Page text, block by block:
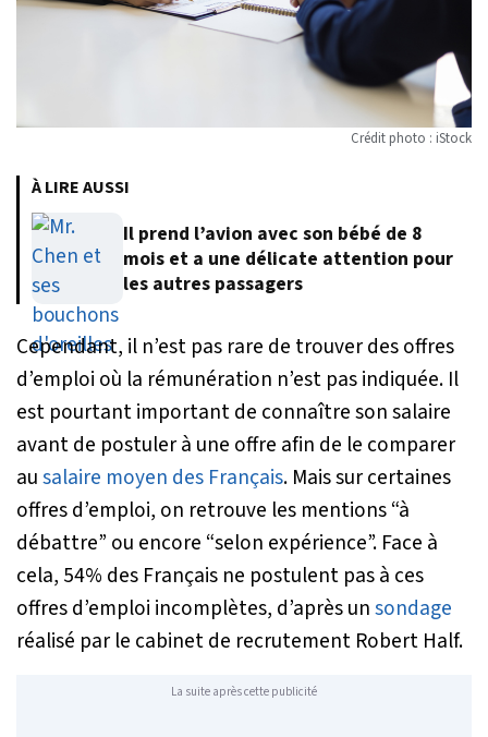
Crédit photo : iStock
À LIRE AUSSI
Il prend l’avion avec son bébé de 8
mois et a une délicate attention pour
les autres passagers
Cependant, il n’est pas rare de trouver des offres
d’emploi où la rémunération n’est pas indiquée. Il
est pourtant important de connaître son salaire
avant de postuler à une offre afin de le comparer
ausalaire moyen des Français. Mais sur certaines
offres d’emploi, on retrouve les mentions “à
débattre” ou encore “selon expérience”. Face à
cela, 54% des Français ne postulent pas à ces
offres d’emploi incomplètes, d’après unsondage
réalisé par le cabinet de recrutement Robert Half.
La suite après cette publicité